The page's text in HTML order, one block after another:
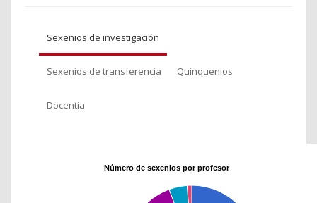
Sexenios de investigación
Sexenios de transferencia Quinquenios
Docentia
Número de sexenios por profesor